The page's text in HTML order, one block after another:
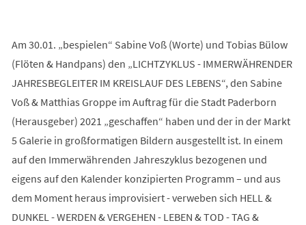
Am 30.01. „bespielen“ Sabine Voß (Worte) und Tobias Bülow
(Flöten & Handpans) den „LICHTZYKLUS - IMMERWÄHRENDER
JAHRESBEGLEITER IM KREISLAUF DES LEBENS“, den Sabine
Voß & Matthias Groppe im Auftrag für die Stadt Paderborn
(Herausgeber) 2021 „geschaffen“ haben und der in der Markt
5 Galerie in großformatigen Bildern ausgestellt ist. In einem
auf den Immerwährenden Jahreszyklus bezogenen und
eigens auf den Kalender konzipierten Programm – und aus
dem Moment heraus improvisiert - verweben sich HELL &
DUNKEL - WERDEN & VERGEHEN - LEBEN & TOD - TAG &